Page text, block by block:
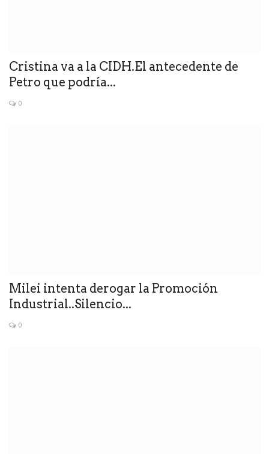
Cristina va a la CIDH.El antecedente de
Petro que podría...
0
Milei intenta derogar la Promoción
Industrial..Silencio...
0